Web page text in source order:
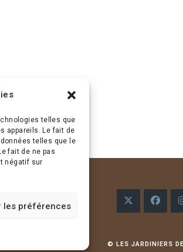
telles que
appareils. Le fait de
telles que le
fait de ne pas
négatif sur
les préférences
un
un
© LES JARDINIERS